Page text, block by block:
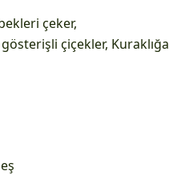
çeker,
çiçekler, Kuraklığa